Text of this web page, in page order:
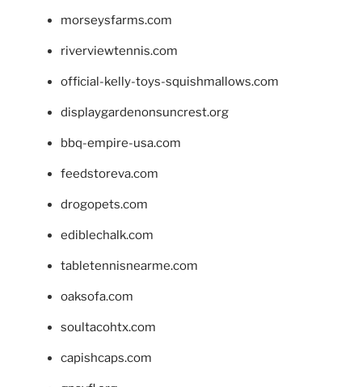
morseysfarms.com
riverviewtennis.com
official-kelly-toys-squishmallows.com
displaygardenonsuncrest.org
bbq-empire-usa.com
feedstoreva.com
drogopets.com
ediblechalk.com
tabletennisnearme.com
oaksofa.com
soultacohtx.com
capishcaps.com